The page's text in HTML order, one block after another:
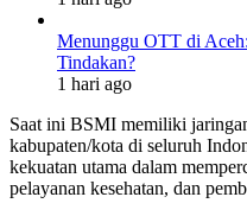
Menunggu OTT di
Tindakan?
1 hari ago
Saat ini BSMI memiliki
kabupaten/kota di seluruh
kekuatan utama dalam
pelayanan kesehatan, dan